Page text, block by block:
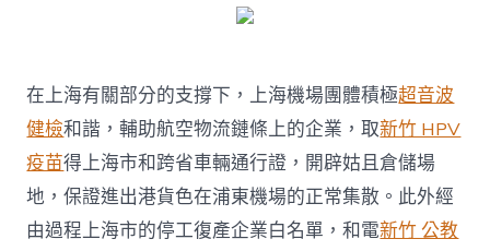
在上海有關部分的支撐下，上海機場團體積極超音波
健檢和諧，輔助航空物流鏈條上的企業，取新竹 HPV
疫苗得上海市和跨省車輛通行證，開辟姑且倉儲場
地，保證進出港貨色在浦東機場的正常集散。此外經
由過程上海市的停工復產企業白名單，和電新竹 公教